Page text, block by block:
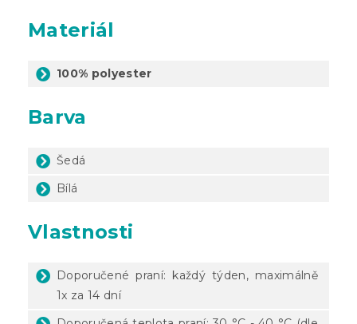
Materiál
100% polyester
Barva
Šedá
Bílá
Vlastnosti
Doporučené praní: každý týden, maximálně
1x za 14 dní